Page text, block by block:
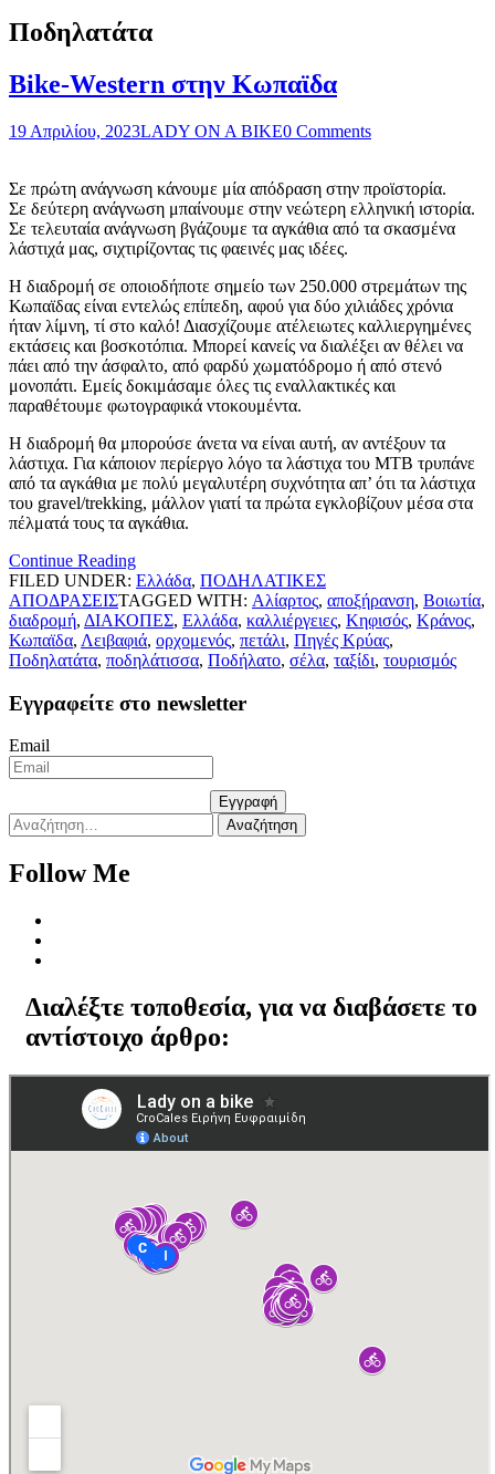
Ποδηλατάτα
Bike-Western στην Κωπαϊδα
19 Απριλίου, 2023LADY ON A BIKE0 Comments
Σε πρώτη ανάγνωση κάνουμε μία απόδραση στην προϊστορία.
Σε δεύτερη ανάγνωση μπαίνουμε στην νεώτερη ελληνική ιστορία.
Σε τελευταία ανάγνωση βγάζουμε τα αγκάθια από τα σκασμένα
λάστιχά μας, σιχτιρίζοντας τις φαεινές μας ιδέες.
H διαδρομή σε οποιοδήποτε σημείo των 250.000 στρεμάτων της
Κωπαϊδας είναι εντελώς επίπεδη, αφού για δύο χιλιάδες χρόνια
ήταν λίμνη, τί στο καλό! Διασχίζουμε ατέλειωτες καλλιεργημένες
εκτάσεις και βοσκοτόπια. Μπορεί κανείς να διαλέξει αν θέλει να
πάει από την άσφαλτο, από φαρδύ χωματόδρομο ή από στενό
μονοπάτι. Εμείς δοκιμάσαμε όλες τις εναλλακτικές και
παραθέτουμε φωτογραφικά ντοκουμέντα.
Η διαδρομή θα μπορούσε άνετα να είναι αυτή, αν αντέξουν τα
λάστιχα. Για κάποιον περίεργο λόγο τα λάστιχα του MTB τρυπάνε
από τα αγκάθια με πολύ μεγαλυτέρη συχνότητα απ’ ότι τα λάστιχα
του gravel/trekking, μάλλον γιατί τα πρώτα εγκλοβίζουν μέσα στα
πέλματά τους τα αγκάθια.
Continue Reading
FILED UNDER: Ελλάδα, ΠΟΔΗΛΑΤΙΚΕΣ
ΑΠΟΔΡΑΣΕΙΣTAGGED WITH: Αλίαρτος, αποξήρανση, Βοιωτία,
διαδρομή, ΔΙΑΚΟΠΕΣ, Ελλάδα, καλλιέργειες, Κηφισός, Κράνος,
Κωπαϊδα, Λειβαφιά, ορχομενός, πετάλι, Πηγές Κρύας,
Ποδηλατάτα, ποδηλάτισσα, Ποδήλατο, σέλα, ταξίδι, τουρισμός
Εγγραφείτε στο newsletter
Email
Εγγραφή
Αναζήτηση
για:
Follow Me
Διαλέξτε τοποθεσία, για να διαβάσετε το
αντίστοιχο άρθρο: